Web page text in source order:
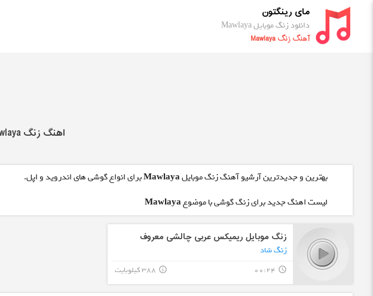
مای رینگتون
دانلود زنگ موبایل Mawlaya
آهنگ زنگ Mawlaya
اهنگ زنگ Mawlaya
بهترین و جدیدترین آرشیو آهنگ زنگ موبایلMawlayaبرای انواع گوشی های اندروید و اپل.
لیست اهنگ جدید برای زنگ گوشی با موضوعMawlaya
زنگ موبایل ریمیکس عربی چالشی معروف
زنگ شاد
query_builder
00:24 388 کیلوبایت info_outline